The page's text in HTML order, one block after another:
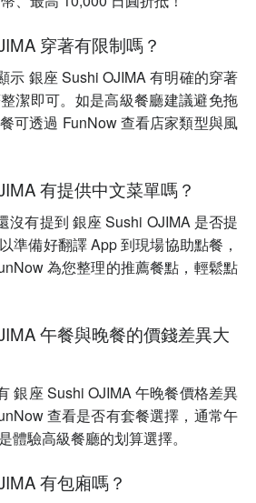
穿著有限制嗎？
示 銀座 Sushi OJIMA 有明確的穿著
潔即可。如是高級餐廳建議避免拖
可透過 FunNow 查看店家類型與風
有提供中文菜單嗎？
沒有提到 銀座 Sushi OJIMA 是否提
準備好翻譯 App 到現場協助點餐，
為您整理的推薦餐點，輕鬆點
午餐與晚餐的價錢差異大
銀座 Sushi OJIMA 午晚餐價格差異
查看是否有套餐選擇，通常午
體驗高級餐廳的划算選擇。
有包廂嗎？